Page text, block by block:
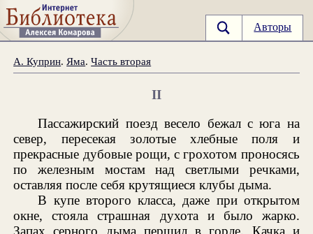
Авторы
А. Куприн. Яма.Часть вторая
II
Пассажирский поезд весело бежал с юга на
север, пересекая золотые хлебные поля и
прекрасные дубовые рощи, с грохотом проносясь
по железным мостам над светлыми речками,
оставляя после себя крутящиеся клубы дыма.
В купе второго класса, даже при открытом
окне, стояла страшная духота и было жарко.
Запах серного дыма першил в горле. Качка и